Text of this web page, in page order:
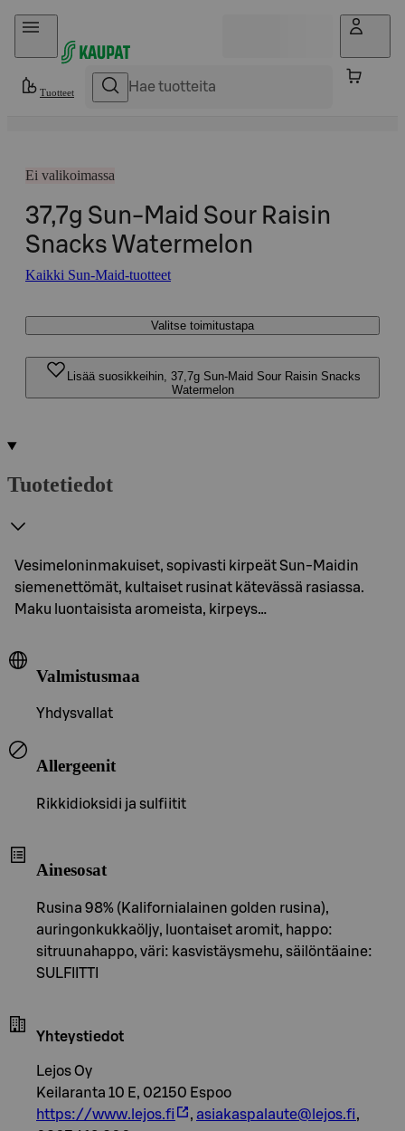
Hyppää sisältöön
Tuotteet
Ei valikoimassa
37,7g Sun-Maid Sour Raisin
Snacks Watermelon
Kaikki Sun-Maid-tuotteet
Valitse toimitustapa
Lisää suosikkeihin, 37,7g Sun-Maid Sour Raisin Snacks
Watermelon
Tuotetiedot
Vesimeloninmakuiset, sopivasti kirpeät Sun-Maidin
siemenettömät, kultaiset rusinat kätevässä rasiassa.
Maku luontaisista aromeista, kirpeys…
Valmistusmaa
Yhdysvallat
Allergeenit
Rikkidioksidi ja sulfiitit
Ainesosat
Rusina 98% (Kalifornialainen golden rusina),
auringonkukkaöljy, luontaiset aromit, happo:
sitruunahappo, väri: kasvistäysmehu, säilöntäaine:
SULFIITTI
Yhteystiedot
Lejos Oy
Keilaranta 10 E, 02150 Espoo
https://www.lejos.fi
, asiakaspalaute@lejos.fi,